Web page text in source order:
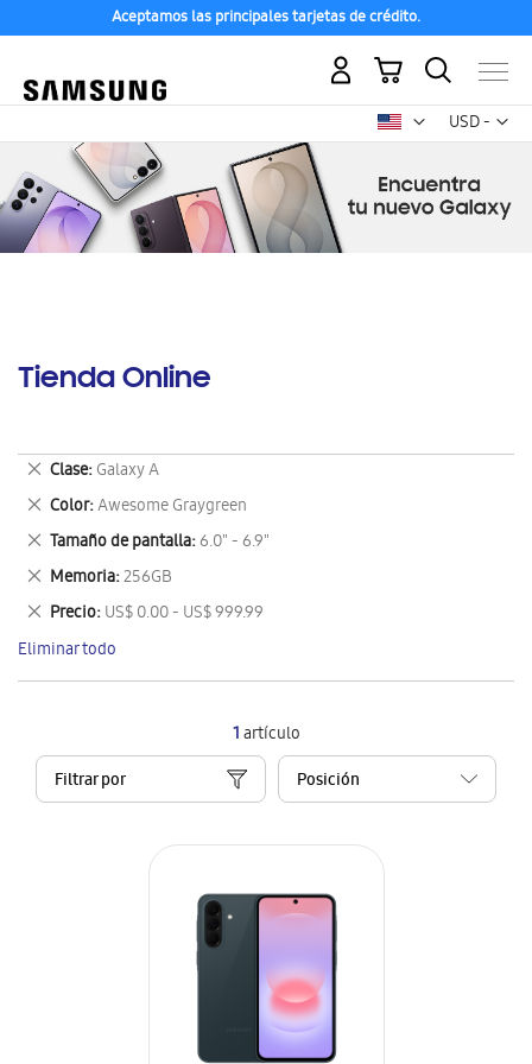
Aceptamos las principales tarjetas de crédito.
USD -
dólar
Mi carrito
Tienda Online
1artículo
Filtrar por
Clase Galaxy A
Eliminar
este
artículo
Color Awesome Graygreen
Eliminar
este
artículo
Tamaño de pantalla 6.0" - 6.9"
Eliminar
este
artículo
Memoria 256GB
Eliminar
este
artículo
Precio US$ 0.00 - US$ 999.99
Eliminar
este
artículo
Eliminar todo